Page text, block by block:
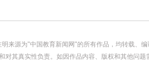
明来源为"中国教育新闻网"的所有作品，均转载、
对其真实性负责。如因作品内容、版权和其他问